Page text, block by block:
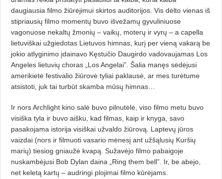
daugiausia filmo žiūrėjimui skirtos auditorijos. Vis dėlto vienas iš
stipriausių filmo momentų buvo išvežamų gyvuliniuose
vagonuose nekaltų žmonių – vaikų, moterų ir vyrų – a capella
lietuviškai užgiedotas Lietuvos himnas, kurį per vieną vakarą be
jokio atlyginimo įdainavo Kęstučio Daugirdo vadovaujamas Los
Angeles lietuvių choras „Los Angelai”. Šalia manęs sėdėjusi
amerikietė festivalio žiūrovė tyliai paklausė, ar mes turėtume
atsistoti, juk tai turbūt skamba mūsų himnas…
Ir nors Archlight kino salė buvo pilnutėlė, viso filmo metu buvo
visiška tyla ir buvo aišku, kad filmas, kaip ir knyga, savo
pasakojama istorija visiškai užvaldo žiūrovą. Laptevų jūros
vaizdai (nors ir filmuoti vasario mėnesį ant užšąlusių Kuršių
marių) tiesiog gniaužė kvapą. Sužavėjo filmo pabaigoje
nuskambėjusi Bob Dylan daina „Ring them bell”. Ir, be abejo,
net keletą kartų – audringi plojimai filmo kūrėjams.